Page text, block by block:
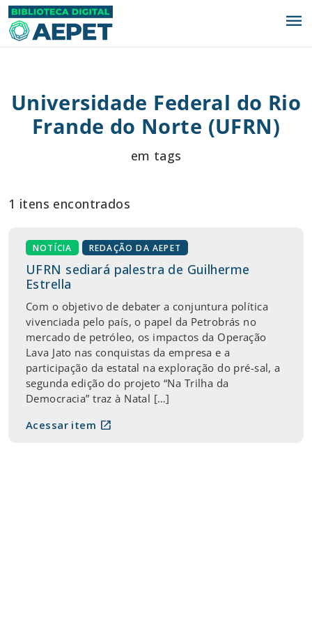
menu
Universidade Federal do Rio
Frande do Norte (UFRN)
em tags
1 itens encontrados
NOTÍCIA REDAÇÃO DA AEPET
UFRN sediará palestra de Guilherme
Estrella
Com o objetivo de debater a conjuntura política
vivenciada pelo país, o papel da Petrobrás no
mercado de petróleo, os impactos da Operação
Lava Jato nas conquistas da empresa e a
participação da estatal na exploração do pré-sal, a
segunda edição do projeto “Na Trilha da
Democracia” traz à Natal […]
Acessar item open_in_new